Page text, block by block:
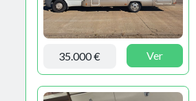
35.000 € Ver